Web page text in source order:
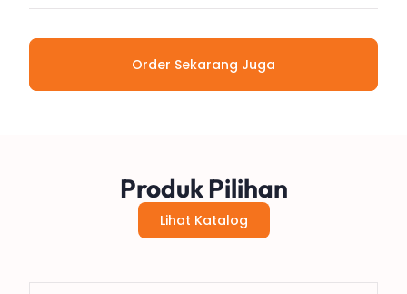
Order Sekarang Juga
Produk Pilihan
Lihat Katalog